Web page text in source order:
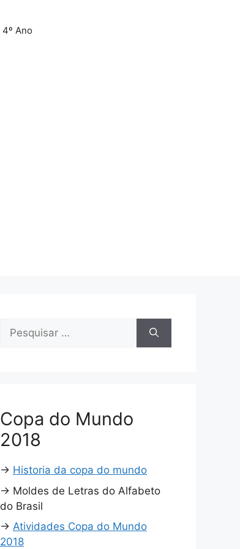
4º Ano
Pesquisar
Copa do Mundo
2018
→ Historia da copa do mundo
→ Moldes de Letras do Alfabeto
do Brasil
→ Atividades Copa do Mundo
2018